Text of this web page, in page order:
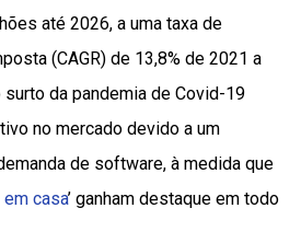
até 2026, a uma taxa de
(CAGR) de 13,8% de 2021 a
da pandemia de Covid-19
no mercado devido a um
de software, à medida que
casa’ ganham destaque em todo